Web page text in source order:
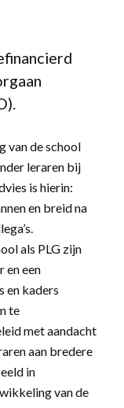
van de school
leraren bij
is hierin:
en breid na
als PLG zijn
en een
en kaders
te
met aandacht
aan bredere
in
van de